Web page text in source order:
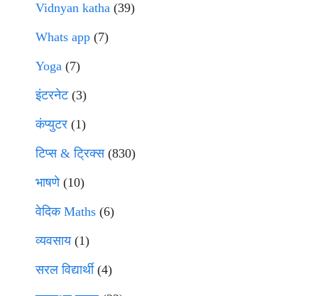
Vidnyan katha (39)
Whats app (7)
Yoga (7)
इंटरनेट(3)
कंप्युटर (1)
टिप्स & ट्रिक्स(830)
भाषणे(10)
वेदिक Maths (6)
व्यवसाय(1)
सरल विद्यार्थी(4)